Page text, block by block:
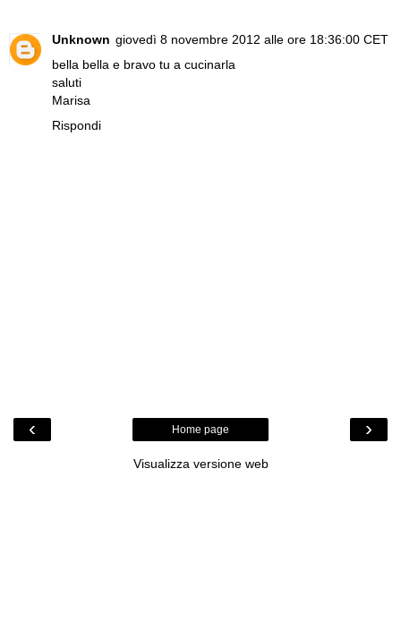
Unknown giovedì 8 novembre 2012 alle ore 18:36:00 CET
bella bella e bravo tu a cucinarla
saluti
Marisa
Rispondi
‹ ›
Home page
Visualizza versione web